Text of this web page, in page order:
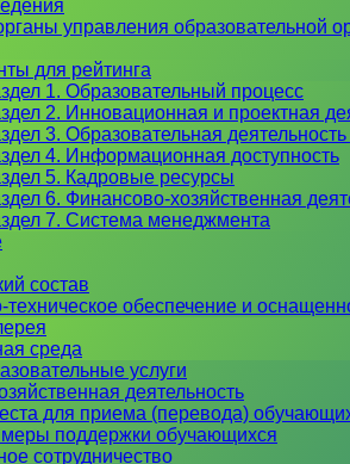
управления образовательной
для рейтинга
1. Образовательный процесс
2. Инновационная и проектная
3. Образовательная
4. Информационная доступность
5. Кадровые ресурсы
6. Финансово-хозяйственная
7. Система менеджмента
состав
обеспечение и
среда
услуги
деятельность
для приема (перевода)
поддержки обучающихся
сотрудничество